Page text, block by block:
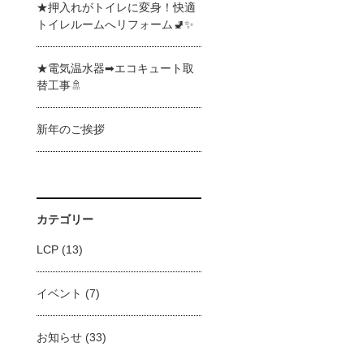
★押入れがトイレに変身！快適
トイレルームへリフォーム🚽✨
★電気温水器➡エコキュート取
替工事🚿
新年のご挨拶
カテゴリー
LCP (13)
イベント (7)
お知らせ (33)